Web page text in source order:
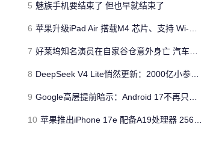
5 魅族手机要结束了 但也早就结束了
6 苹果升级iPad Air 搭载M4 芯片、支持 Wi‑Fi 7 售价不变
7 好莱坞知名演员在自家谷仓意外身亡 汽车搭电时突然自燃
8 DeepSeek V4 Lite悄然更新：2000亿小参数性能逼近美国顶流
9 Google高层提前暗示：Android 17不再只是操作系统
10 苹果推出iPhone 17e 配备A19处理器 256GB容量起步 刘海屏依旧